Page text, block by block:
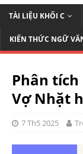
TÀI LIỆU KHỐI C
KIẾN THỨC NGỮ
Phân
Vợ Nhặt
7 Th5 2025